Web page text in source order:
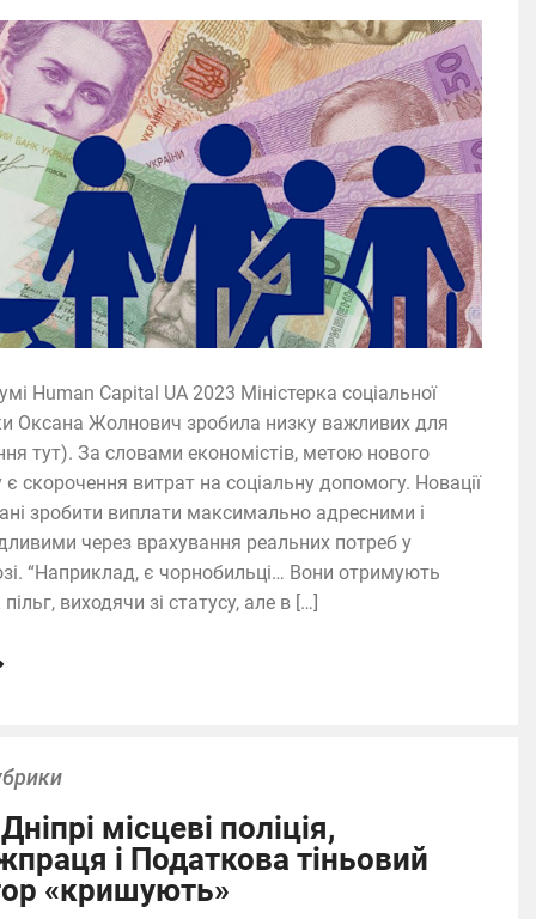
Human Capital UA 2023 Міністерка соціальної
Оксана Жолнович зробила низку важливих для
тут). За словами економістів, метою нового
є скорочення витрат на соціальну допомогу. Новації
зробити виплати максимально адресними і
через врахування реальних потреб у
“Наприклад, є чорнобильці… Вони отримують
пільг, виходячи зі статусу, але в […]
місцеві поліція,
і Податкова тіньовий
«кришують»